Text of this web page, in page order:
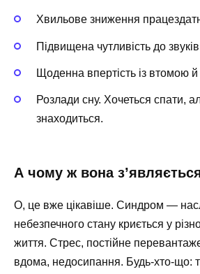
Хвильове зниження
Підвищена чутливість до звуків
Щоденна впертість із втомою й
Розлади сну. Хочеться спати,
знаходиться.
А чому ж вона
О, це вже цікавіше. Синдром —
небезпечного стану криється у
життя. Стрес, постійне
вдома, недосипання. Будь-хто-що: